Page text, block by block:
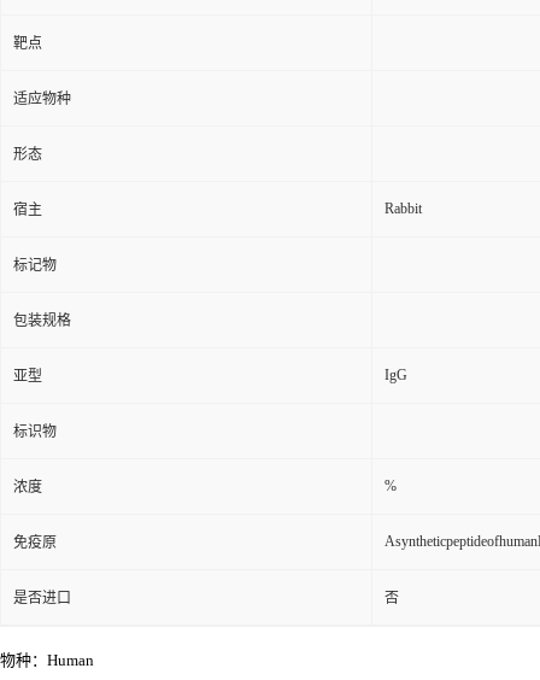
靶点
适应物种
形态
宿主 Rabbit
标记物
包装规格
亚型 IgG
标识物
浓度 %
免疫原
是否进口 否
物种：Human